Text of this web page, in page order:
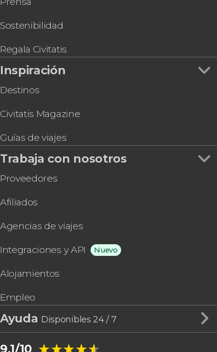
Sostenibilidad
Regala Civitatis
Inspiración
Destinos
Civitatis Magazine
Guías de viajes
Trabaja con nosotros
Proveedores
Afiliados
Agencias de viajes
Integraciones y API Nuevo
Alojamientos
Empleo
Ayuda Disponibles 24 / 7
9,1/10